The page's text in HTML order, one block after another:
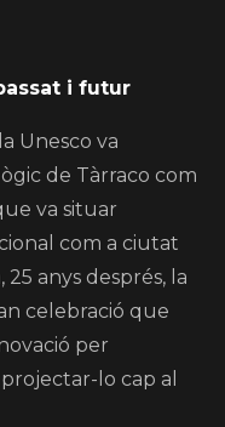
i futur
Unesco va
de Tàrraco com
va situar
com a ciutat
25 anys després, la
celebració que
per
lo cap al